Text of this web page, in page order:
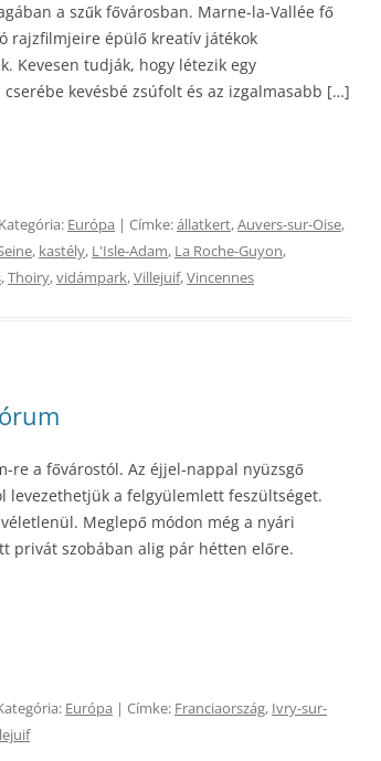
a szűk fővárosban. Marne-la-Vallée fő
rajzfilmjeire épülő kreatív játékok
Kevesen tudják, hogy létezik egy
kevésbé zsúfolt és az izgalmasabb […]
Európa | Címke:állatkert,Auvers-sur-Oise,
, kastély, L'Isle-Adam, La Roche-Guyon,
,Thoiry,vidámpark,Villejuif,Vincennes
re a fővárostól. Az éjjel-nappal nyüzsgő
levezethetjük a felgyülemlett feszültséget.
Meglepő módon még a nyári
privát szobában alig pár hétten előre.
Európa | Címke: Franciaország, Ivry-sur-